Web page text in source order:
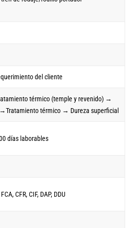
del cliente
térmico (temple y revenido) →
térmico → Dureza superficial
días laborables
CFR, CIF, DAP, DDU